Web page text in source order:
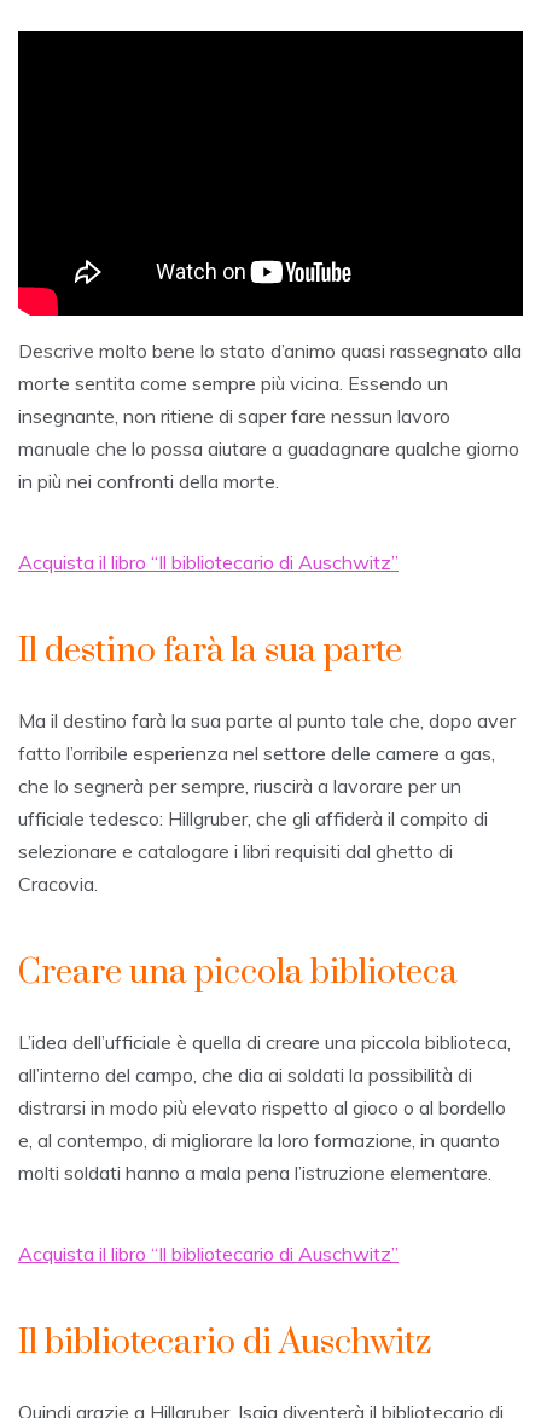
Descrive molto bene lo stato d’animo quasi rassegnato alla
morte sentita come sempre più vicina. Essendo un
insegnante, non ritiene di saper fare nessun lavoro
manuale che lo possa aiutare a guadagnare qualche giorno
in più nei confronti della morte.
Acquista il libro “Il bibliotecario di Auschwitz”
Il destino farà la sua parte
Ma il destino farà la sua parte al punto tale che, dopo aver
fatto l’orribile esperienza nel settore delle camere a gas,
che lo segnerà per sempre, riuscirà a lavorare per un
ufficiale tedesco: Hillgruber, che gli affiderà il compito di
selezionare e catalogare i libri requisiti dal ghetto di
Cracovia.
Creare una piccola biblioteca
L’idea dell’ufficiale è quella di creare una piccola biblioteca,
all’interno del campo, che dia ai soldati la possibilità di
distrarsi in modo più elevato rispetto al gioco o al bordello
e, al contempo, di migliorare la loro formazione, in quanto
molti soldati hanno a mala pena l’istruzione elementare.
Acquista il libro “Il bibliotecario di Auschwitz”
Il bibliotecario di Auschwitz
Quindi grazie a Hillgruber, Isaia diventerà il bibliotecario di